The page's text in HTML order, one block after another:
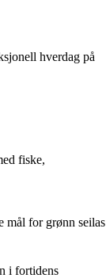
hverdag på
fiske,
mål for grønn seilas
i fortidens